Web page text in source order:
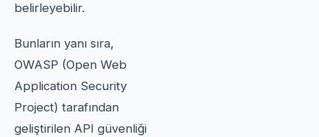
belirleyebilir.
Bunların yanı sıra,
OWASP (Open Web
Application Security
Project) tarafından
geliştirilen API güvenliği